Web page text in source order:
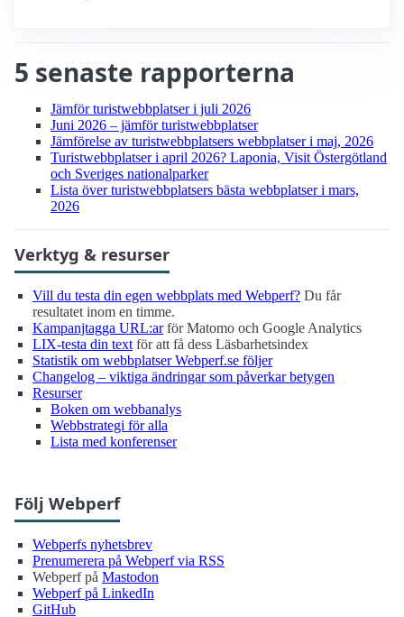
5 senaste rapporterna
Jämför turist­webbplatser i juli 2026
Juni 2026 – jämför turist­webbplatser
Jämförelse av turist­webbplatsers webbplatser i maj, 2026
Turist­webbplatser i april 2026? Laponia, Visit Östergötland
och Sveriges nationalparker
Lista över turist­webbplatsers bästa webbplatser i mars,
2026
Verktyg & resurser
Vill du testa din egen webbplats med Webperf? Du får
resultatet inom en timme.
Kampanjtagga URL:arför Matomo och Google Analytics
LIX-testa din text för att få dess Läsbarhetsindex
Statistik om webbplatser Webperf.se följer
Changelog – viktiga ändringar som påverkar betygen
Resurser
Boken om webbanalys
Webbstrategi för alla
Lista med konferenser
Följ Webperf
Webperfs nyhetsbrev
Prenumerera på Webperf via RSS
Webperf på Mastodon
Webperf på LinkedIn
GitHub